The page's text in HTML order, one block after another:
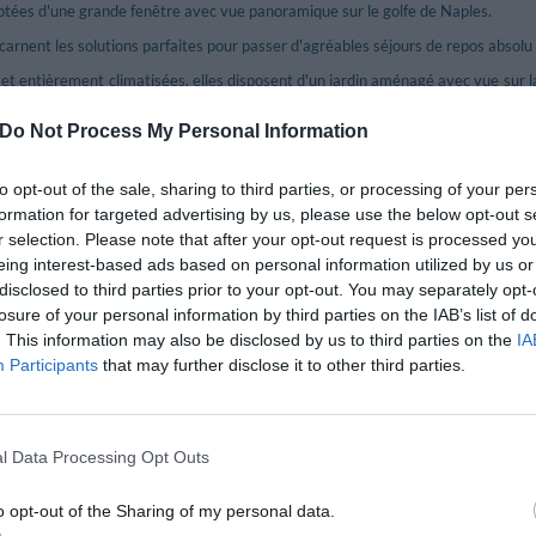
Do Not Process My Personal Information
opt-out of the sale, sharing to third parties, or processing of your
for targeted advertising by us, please use the below opt-out
selection. Please note that after your opt-out request is processed
interest-based ads based on personal information utilized by us
to third parties prior to your opt-out. You may separately
of your personal information by third parties on the IAB’s list of
This information may also be disclosed by us to third parties on the
Participants that may further disclose it to other third parties.
Data Processing Opt Outs
opt-out of the Sharing of my personal data.
d'une grande fenêtre avec vue panoramique sur le golfe de Naples.
les solutions parfaites pour passer d'agréables séjours de repos
entièrement climatisées, elles disposent d'un jardin aménagé avec vue
adaptée aux personnes à mobilité réduite.
dans le prix
Bain Turc
Check in et check out rapides
Connexion à Internet
Hydro-massage
Massages
Piscine externe
pour port
Transfert de/pour plage